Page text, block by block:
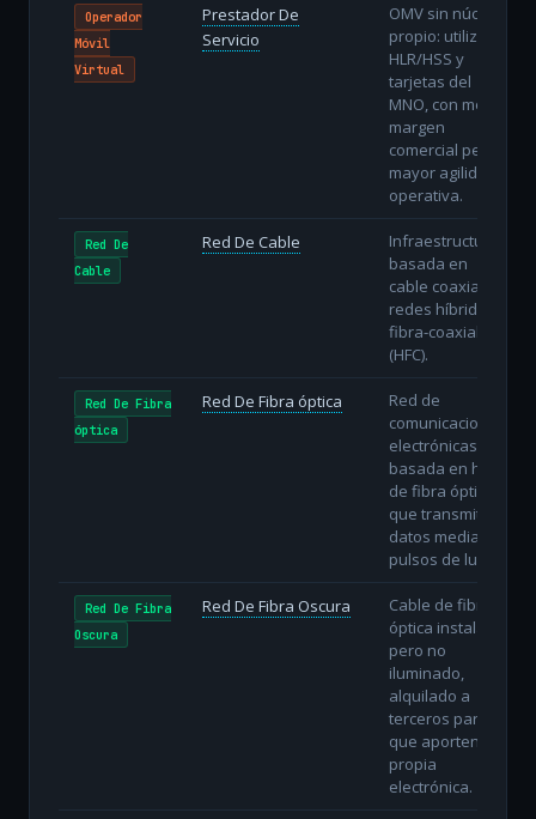
Operador
Móvil
Virtual
Prestador De
Servicio
OMV sin núcleo
propio: utiliza
HLR/HSS y
tarjetas del
MNO, con menor
margen
comercial pero
mayor agilidad
operativa.
Red De
Cable
Red De Cable
Infraestructura
basada en
cable coaxial o
redes híbridas
fibra-coaxial
(HFC).
Red De Fibra
óptica
Red De Fibra óptica
Red de
comunicaciones
electrónicas
basada en hilos
de fibra óptica
que transmiten
datos mediante
pulsos de luz.
Red De Fibra
Oscura
Red De Fibra Oscura
Cable de fibra
óptica instalado
pero no
iluminado,
alquilado a
terceros para
que aporten su
propia
electrónica.